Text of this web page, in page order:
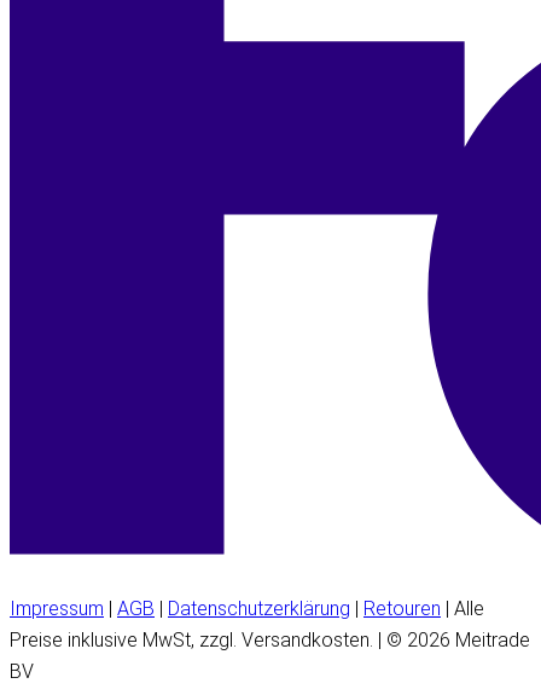
Impressum AGB Datenschutzerklärung Retouren | Alle
Preise inklusive MwSt, zzgl. Versandkosten. | © 2026 Meitrade
BV